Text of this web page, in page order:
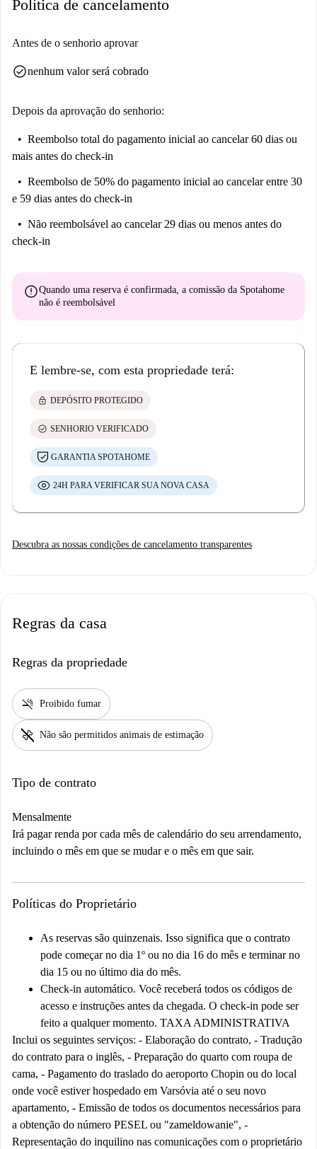
Política de cancelamento
Antes de o senhorio aprovar
check_circlenenhum valor será cobrado
Depois da aprovação do senhorio:
Reembolso total do pagamento inicial ao cancelar 60 dias ou
mais antes do check-in
Reembolso de 50% do pagamento inicial ao cancelar entre 30
e 59 dias antes do check-in
Não reembolsável ao cancelar 29 dias ou menos antes do
check-in
errorQuando uma reserva é confirmada, a comissão da Spotahome
não é reembolsável
E lembre-se, com esta propriedade terá:
lock DEPÓSITO PROTEGIDO
check_circle SENHORIO VERIFICADO
GARANTIA SPOTAHOME
24H PARA VERIFICAR SUA NOVA CASA
Descubra as nossas condições de cancelamento transparentes
Regras da casa
Regras da propriedade
smoke_free Proibido fumar
pet_supplies Não são permitidos animais de estimação
Tipo de contrato
Mensalmente
Irá pagar renda por cada mês de calendário do seu arrendamento,
incluindo o mês em que se mudar e o mês em que sair.
Políticas do Proprietário
As reservas são quinzenais. Isso significa que o contrato
pode começar no dia 1º ou no dia 16 do mês e terminar no
dia 15 ou no último dia do mês.
Check-in automático. Você receberá todos os códigos de
acesso e instruções antes da chegada. O check-in pode ser
feito a qualquer momento. TAXA ADMINISTRATIVA
Inclui os seguintes serviços: - Elaboração do contrato, - Tradução
do contrato para o inglês, - Preparação do quarto com roupa de
cama, - Pagamento do traslado do aeroporto Chopin ou do local
onde você estiver hospedado em Varsóvia até o seu novo
apartamento, - Emissão de todos os documentos necessários para
a obtenção do número PESEL ou "zameldowanie", -
Representação do inquilino nas comunicações com o proprietário